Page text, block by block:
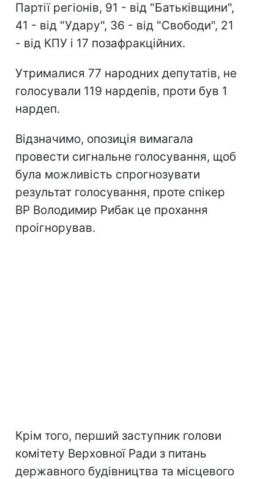
Партії регіонів, 91 - від "Батьківщини",
41 - від "Удару", 36 - від "Свободи", 21
- від КПУ і 17 позафракційних.
Утрималися 77 народних депутатів, не
голосували 119 нардепів, проти був 1
нардеп.
Відзначимо, опозиція вимагала
провести сигнальне голосування, щоб
була можливість спрогнозувати
результат голосування, проте спікер
ВР Володимир Рибак це прохання
проігнорував.
Крім того, перший заступник голови
комітету Верховної Ради з питань
державного будівництва та місцевого